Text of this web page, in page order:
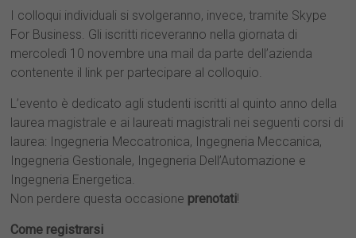
I colloqui individuali si svolgeranno, invece, tramite Skype
For Business. Gli iscritti riceveranno nella giornata di
mercoledì 10 novembre una mail da parte dell’azienda
contenente il link per partecipare al colloquio.
L’evento è dedicato agli studenti iscritti al quinto anno della
laurea magistrale e ai laureati magistrali nei seguenti corsi di
laurea: Ingegneria Meccatronica, Ingegneria Meccanica,
Ingegneria Gestionale, Ingegneria Dell’Automazione e
Ingegneria Energetica.
Non perdere questa occasione prenotati!
Come registrarsi